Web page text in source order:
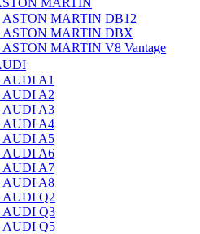
MARTIN
ASTON MARTIN DB12
ASTON MARTIN DBX
ASTON MARTIN V8 Vantage
AUDI A1
AUDI A2
AUDI A3
AUDI A4
AUDI A5
AUDI A6
AUDI A7
AUDI A8
AUDI Q2
AUDI Q3
AUDI Q5